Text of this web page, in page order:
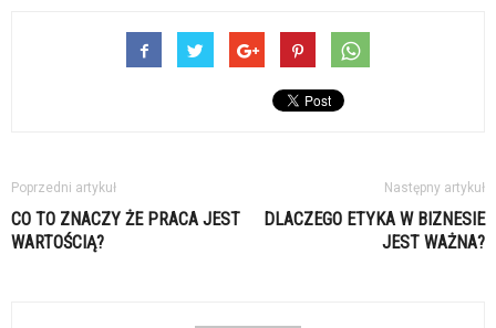
Poprzedni artykuł
CO TO ZNACZY ŻE PRACA JEST
WARTOŚCIĄ?
Następny artykuł
DLACZEGO ETYKA W BIZNESIE
JEST WAŻNA?